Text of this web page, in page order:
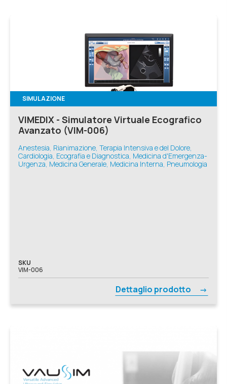
SIMULAZIONE
VIMEDIX - Simulatore Virtuale Ecografico
Avanzato (VIM-006)
Anestesia, Rianimazione, Terapia Intensiva e del Dolore,
Cardiologia, Ecografia e Diagnostica, Medicina d'Emergenza-
Urgenza, Medicina Generale, Medicina Interna, Pneumologia
SKU
VIM-006
Dettaglio prodotto